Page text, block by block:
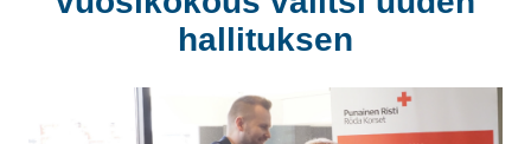
hallituksen